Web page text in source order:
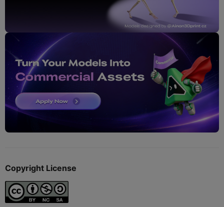
Copyright License